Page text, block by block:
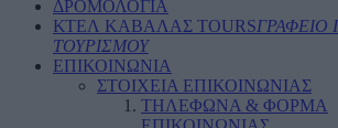
ΔΡΟΜΟΛΟΓΙΑ
ΚΤΕΛ ΚΑΒΑΛΑΣ TOURSΓΡΑΦΕΙΟ
ΤΟΥΡΙΣΜΟΥ
ΕΠΙΚΟΙΝΩΝΙΑ
ΣΤΟΙΧΕΙΑ ΕΠΙΚΟΙΝΩΝΙΑΣ
ΤΗΛΕΦΩΝΑ & ΦΟΡΜΑ